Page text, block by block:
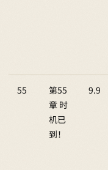
55
第55
章 时
机已
到！
9.9